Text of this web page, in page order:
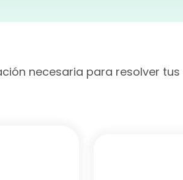
necesaria para resolver